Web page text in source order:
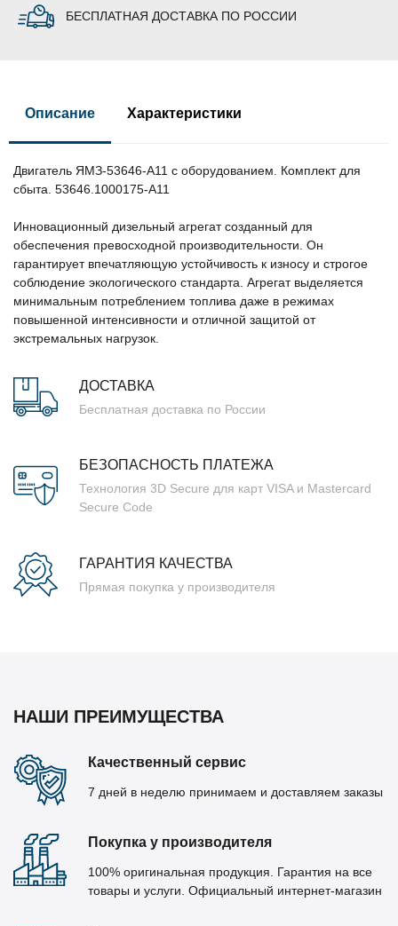
БЕСПЛАТНАЯ ДОСТАВКА ПО РОССИИ
Описание Характеристики
Двигатель ЯМЗ-53646-A11 с оборудованием. Комплект для
сбыта. 53646.1000175-А11
Инновационный дизельный агрегат созданный для
обеспечения превосходной производительности. Он
гарантирует впечатляющую устойчивость к износу и строгое
соблюдение экологического стандарта. Агрегат выделяется
минимальным потреблением топлива даже в режимах
повышенной интенсивности и отличной защитой от
экстремальных нагрузок.
ДОСТАВКА
Бесплатная доставка по России
БЕЗОПАСНОСТЬ ПЛАТЕЖА
Технология 3D Secure для карт VISA и Mastercard
Secure Code
ГАРАНТИЯ КАЧЕСТВА
Прямая покупка у производителя
НАШИ ПРЕИМУЩЕСТВА
Качественный сервис
7 дней в неделю принимаем и доставляем заказы
Покупка у производителя
100% оригинальная продукция. Гарантия на все
товары и услуги. Официальный интернет-магазин